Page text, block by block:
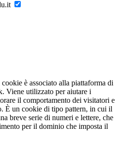
è associato alla piattaforma di
Viene utilizzato per aiutare i
il comportamento dei visitatori e
È un cookie di tipo pattern, in cui il
breve serie di numeri e lettere, che
per il dominio che imposta il